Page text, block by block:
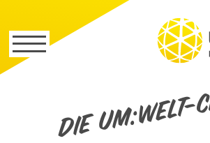
Die um:welt-